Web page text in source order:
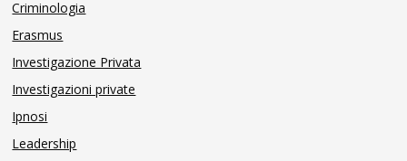
Criminologia
Erasmus
Investigazione Privata
Investigazioni private
Ipnosi
Leadership